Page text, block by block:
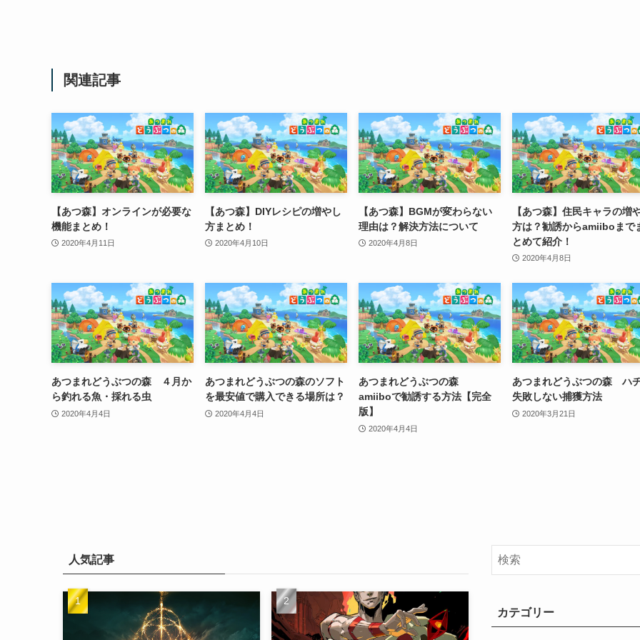
関連記事
【あつ森】オンラインが必要な
機能まとめ！
2020年4月11日
【あつ森】DIYレシピの増やし
方まとめ！
2020年4月10日
【あつ森】BGMが変わらない
理由は？解決方法について
2020年4月8日
【あつ森】住民キャラの増
方は？勧誘からamiiboまで
とめて紹介！
2020年4月8日
あつまれどうぶつの森 ４月か
ら釣れる魚・採れる虫
2020年4月4日
あつまれどうぶつの森のソフト
を最安値で購入できる場所は？
2020年4月4日
あつまれどうぶつの森
amiiboで勧誘する方法【完全
版】
2020年4月4日
あつまれどうぶつの森 ハ
失敗しない捕獲方法
2020年3月21日
人気記事
カテゴリー